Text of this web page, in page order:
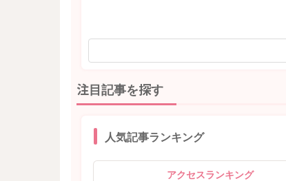
注目記事を探す
人気記事ランキング
アクセスランキング